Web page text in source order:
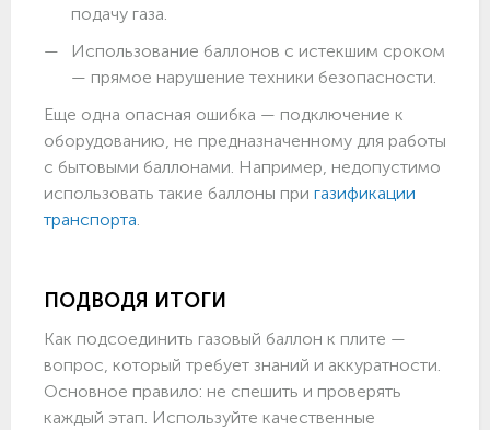
подачу газа.
Использование баллонов с истекшим сроком
— прямое нарушение техники безопасности.
Еще одна опасная ошибка — подключение к
оборудованию, не предназначенному для работы
с бытовыми баллонами. Например, недопустимо
использовать такие баллоны при газификации
транспорта.
ПОДВОДЯ ИТОГИ
Как подсоединить газовый баллон к плите —
вопрос, который требует знаний и аккуратности.
Основное правило: не спешить и проверять
каждый этап. Используйте качественные